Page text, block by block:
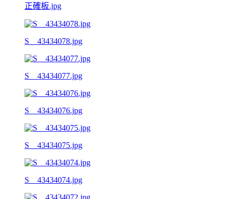
正確板.jpg
S__43434078.jpg
S__43434077.jpg
S__43434076.jpg
S__43434075.jpg
S__43434074.jpg